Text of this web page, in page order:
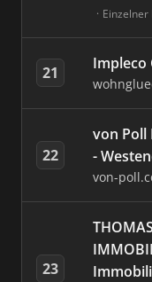
21 Impleco
22
von
-
von-
23